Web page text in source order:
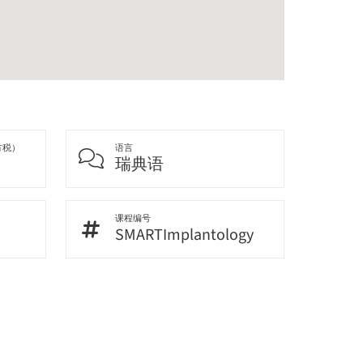
） 语言
瑞典语
课程编号
SMARTImplantology